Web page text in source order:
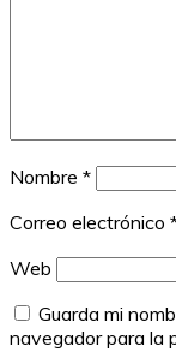
Nombre *
Correo electrónico
Web
Guarda mi
navegador para la